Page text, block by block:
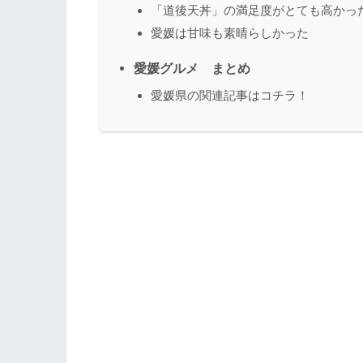
「道後天丼」の満足度がとても高かっ
愛媛は甘味も素晴らしかった
愛媛グルメ まとめ
愛媛県の関連記事はコチラ！